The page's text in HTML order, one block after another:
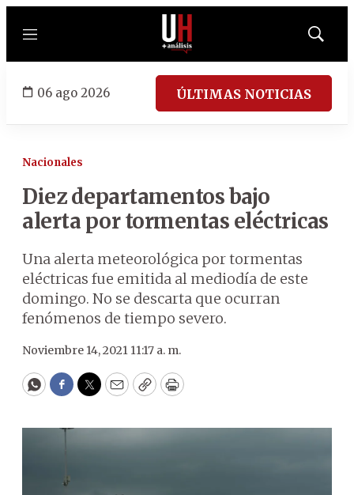
Menú
Mostrar
06 ago 2026 ÚLTIMAS NOTICIAS
Nacionales
Diez departamentos bajo
alerta por tormentas eléctricas
Una alerta meteorológica por tormentas
eléctricas fue emitida al mediodía de este
domingo. No se descarta que ocurran
fenómenos de tiempo severo.
Noviembre 14, 2021 11:17 a. m.
WhatsApp
Facebook
Twitter
EmailCopyPrint